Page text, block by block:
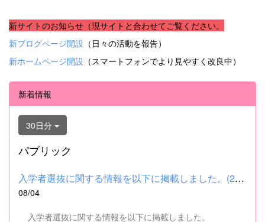
新サイトのお知らせ（現サイトと合わせてご覧ください。
新ブログページ開設 （日々の活動を報告）
新ホームページ開設 （スマートフォンでより見やすく改良中）
新着情報
30日分
パブリック
入学者選抜に関する情報を以下に掲載しました。(2026.8.4) ■令和...
08/04
入学者選抜に関する情報を以下に掲載しました。